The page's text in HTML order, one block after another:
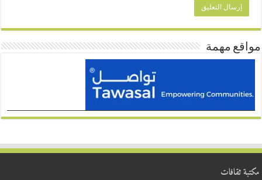
مواقع مهمة
مكتبة ثقافات